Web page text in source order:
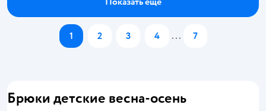
1 2 3 4 ... 7
Брюки детские весна-осень